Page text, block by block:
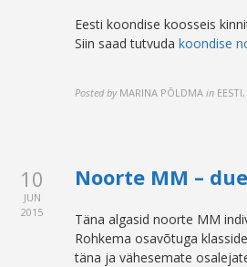
Eesti koondise koosseis
Siin saad tutvudakoondise
Posted by MARINA PÕLDMA in
10
JUN
2015
Noorte MM –
Täna algasid noorte MM
Rohkema osavõtuga
täna ja vähesemate